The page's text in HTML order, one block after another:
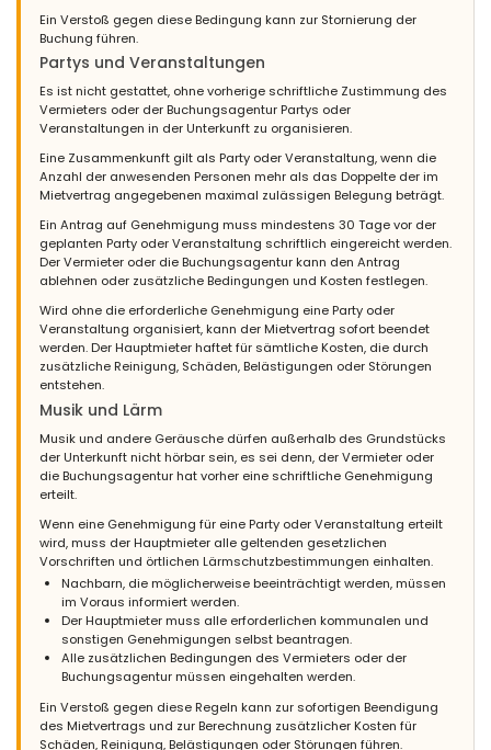
Ein Verstoß gegen diese Bedingung kann zur Stornierung der
Buchung führen.
Partys und Veranstaltungen
Es ist nicht gestattet, ohne vorherige schriftliche Zustimmung des
Vermieters oder der Buchungsagentur Partys oder
Veranstaltungen in der Unterkunft zu organisieren.
Eine Zusammenkunft gilt als Party oder Veranstaltung, wenn die
Anzahl der anwesenden Personen mehr als das Doppelte der im
Mietvertrag angegebenen maximal zulässigen Belegung beträgt.
Ein Antrag auf Genehmigung muss mindestens 30 Tage vor der
geplanten Party oder Veranstaltung schriftlich eingereicht werden.
Der Vermieter oder die Buchungsagentur kann den Antrag
ablehnen oder zusätzliche Bedingungen und Kosten festlegen.
Wird ohne die erforderliche Genehmigung eine Party oder
Veranstaltung organisiert, kann der Mietvertrag sofort beendet
werden. Der Hauptmieter haftet für sämtliche Kosten, die durch
zusätzliche Reinigung, Schäden, Belästigungen oder Störungen
entstehen.
Musik und Lärm
Musik und andere Geräusche dürfen außerhalb des Grundstücks
der Unterkunft nicht hörbar sein, es sei denn, der Vermieter oder
die Buchungsagentur hat vorher eine schriftliche Genehmigung
erteilt.
Wenn eine Genehmigung für eine Party oder Veranstaltung erteilt
wird, muss der Hauptmieter alle geltenden gesetzlichen
Vorschriften und örtlichen Lärmschutzbestimmungen einhalten.
Nachbarn, die möglicherweise beeinträchtigt werden, müssen
im Voraus informiert werden.
Der Hauptmieter muss alle erforderlichen kommunalen und
sonstigen Genehmigungen selbst beantragen.
Alle zusätzlichen Bedingungen des Vermieters oder der
Buchungsagentur müssen eingehalten werden.
Ein Verstoß gegen diese Regeln kann zur sofortigen Beendigung
des Mietvertrags und zur Berechnung zusätzlicher Kosten für
Schäden, Reinigung, Belästigungen oder Störungen führen.